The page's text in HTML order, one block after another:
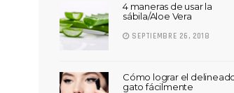
4 maneras de usar la
sábila/Aloe Vera
SEPTIEMBRE 26, 2018
Cómo lograr el
gato fácilmente